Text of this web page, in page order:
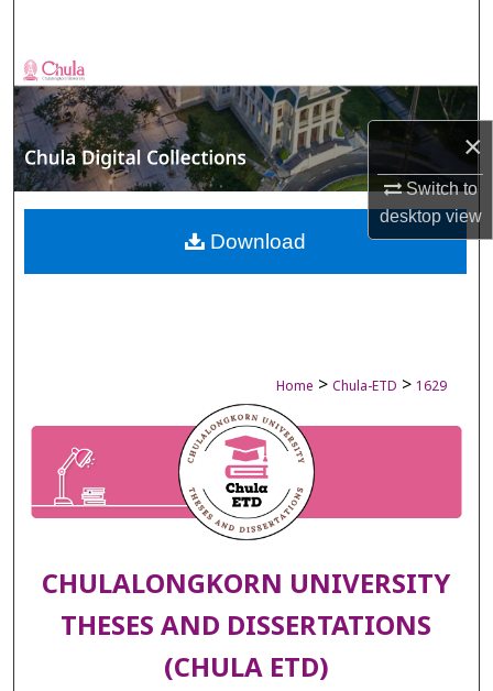
×
Switch to
desktopview
Browse Collections
My Account
About
Digital Commons Network™
Home > Chula-ETD > 1629
CHULALONGKORN UNIVERSITY
THESES AND DISSERTATIONS
(CHULA ETD)
Download